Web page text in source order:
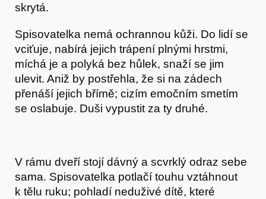
skrytá.
Spisovatelka nemá ochrannou kůži. Do lidí se
vciťuje, nabírá jejich trápení plnými hrstmi,
míchá je a polyká bez hůlek, snaží se jim
ulevit. Aniž by postřehla, že si na zádech
přenáší jejich břímě; cizím emočním smetím
se oslabuje. Duši vypustit za ty druhé.
V rámu dveří stojí dávný a scvrklý odraz sebe
sama. Spisovatelka potlačí touhu vztáhnout
k tělu ruku; pohladí neduživé dítě, které